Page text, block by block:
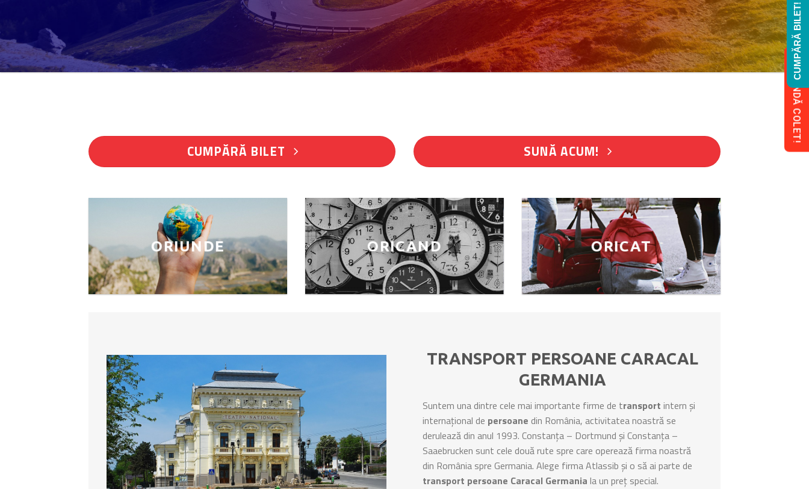
CUMPĂRĂ BILET SUNĂ ACUM!
ORIUNDE ORICAND ORICAT
TRANSPORT PERSOANE CARACAL
GERMANIA
Suntem una dintre cele mai importante firme de transport intern și
internațional de persoane din România, activitatea noastră se
derulează din anul 1993. Constanța – Dortmund și Constanța –
Saaebrucken sunt cele două rute spre care operează firma noastră
din România spre Germania. Alege firma Atlassib și o să ai parte de
transport persoane Caracal Germania la un preț special.
COMANDĂ COLET!
CUMPĂRĂ BILET!